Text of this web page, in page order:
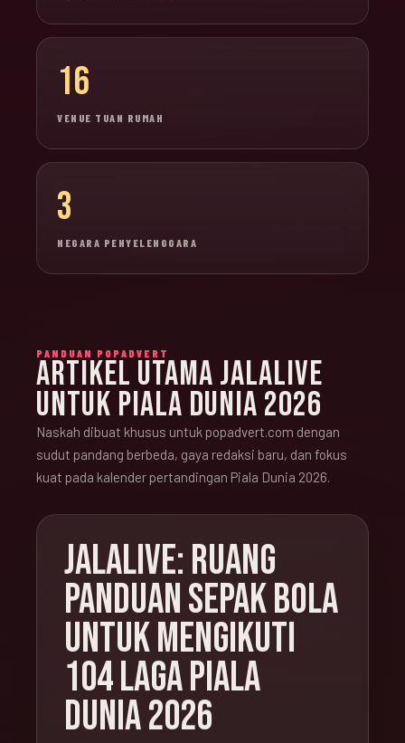
16
VENUE TUAN RUMAH
3
NEGARA PENYELENGGARA
PANDUAN POPADVERT
ARTIKEL UTAMA JALALIVE
UNTUK PIALA DUNIA 2026
Naskah dibuat khusus untuk popadvert.com dengan
sudut pandang berbeda, gaya redaksi baru, dan fokus
kuat pada kalender pertandingan Piala Dunia 2026.
JALALIVE: RUANG
PANDUAN SEPAK BOLA
UNTUK MENGIKUTI
104 LAGA PIALA
DUNIA 2026